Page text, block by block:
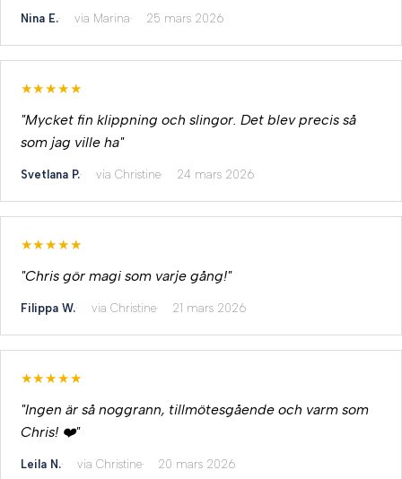
Nina E. via Marina 25 mars 2026
★★★★★
"Mycket fin klippning och slingor. Det blev precis så
som jag ville ha"
Svetlana P. via Christine 24 mars 2026
★★★★★
"Chris gör magi som varje gång!"
Filippa W. via Christine 21 mars 2026
★★★★★
"Ingen är så noggrann, tillmötesgående och varm som
Chris! ❤️"
Leila N. via Christine 20 mars 2026